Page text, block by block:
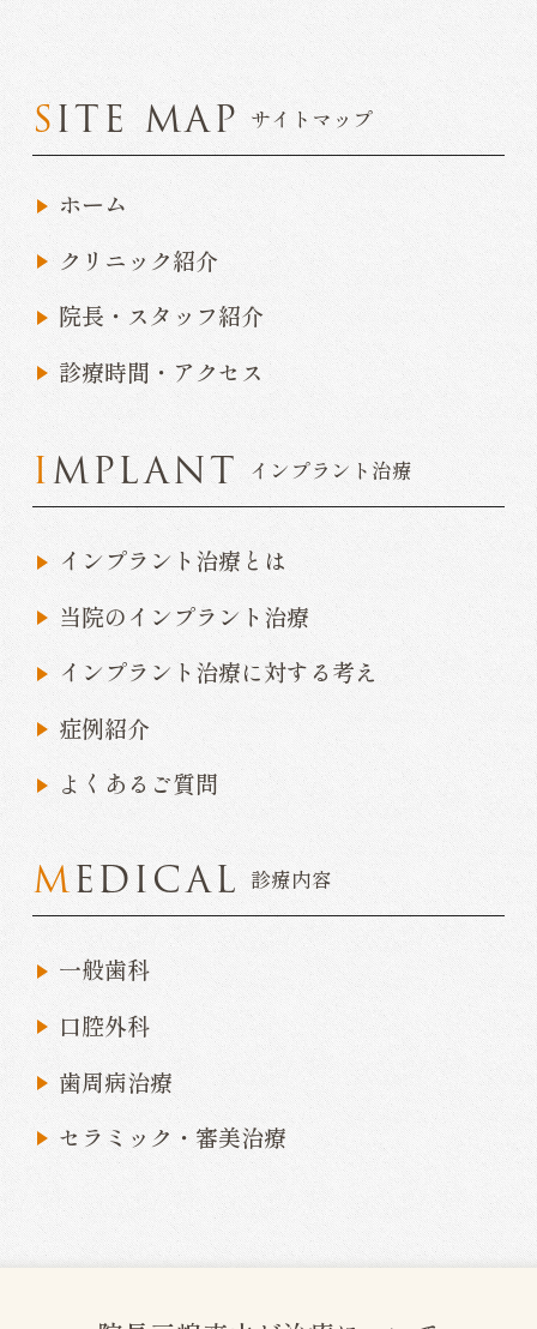
SITE MAP サイトマップ
ホーム
クリニック紹介
院長・スタッフ紹介
診療時間・アクセス
IMPLANT インプラント治療
インプラント治療とは
当院のインプラント治療
インプラント治療に対する考え
症例紹介
よくあるご質問
MEDICAL 診療内容
一般歯科
口腔外科
歯周病治療
セラミック・審美治療